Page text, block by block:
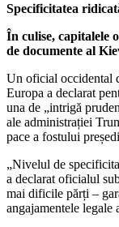
Specificitatea
În culise, capitalele
de documente al
Un oficial occidental
Europa a declarat
una de „intrigă
ale administrației
pace a fostului
„Nivelul de
a declarat oficialul
mai dificile părți –
angajamentele legale